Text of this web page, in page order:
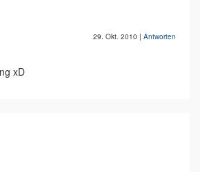
29. Okt. 2010 | Antworten
xD